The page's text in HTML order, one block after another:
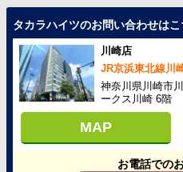
タカラハイツのお問い合わせはこ
川崎店
JR京浜東北線川
神奈川県川崎市
ークス川崎 6階
MAP
お電話での